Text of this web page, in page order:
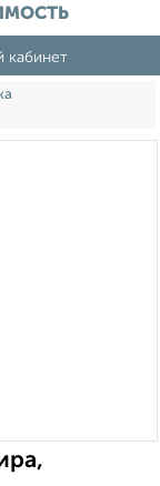
кабинет